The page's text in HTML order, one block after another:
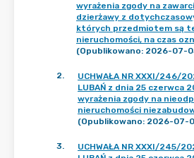
wyrażenia zgody na
dzierżawy z
których przedmiotem są
nieruchomości, na czas
(Opublikowano: 2026-07-
2.
UCHWAŁA NR XXXI/246/
LUBAŃ z dnia 25 czerwca
wyrażenia zgody na
nieruchomości
(Opublikowano: 2026-07-
3.
UCHWAŁA NR XXXI/245/